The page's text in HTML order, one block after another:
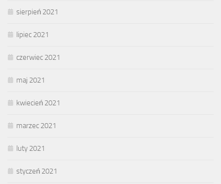
sierpień 2021
lipiec 2021
czerwiec 2021
maj 2021
kwiecień 2021
marzec 2021
luty 2021
styczeń 2021